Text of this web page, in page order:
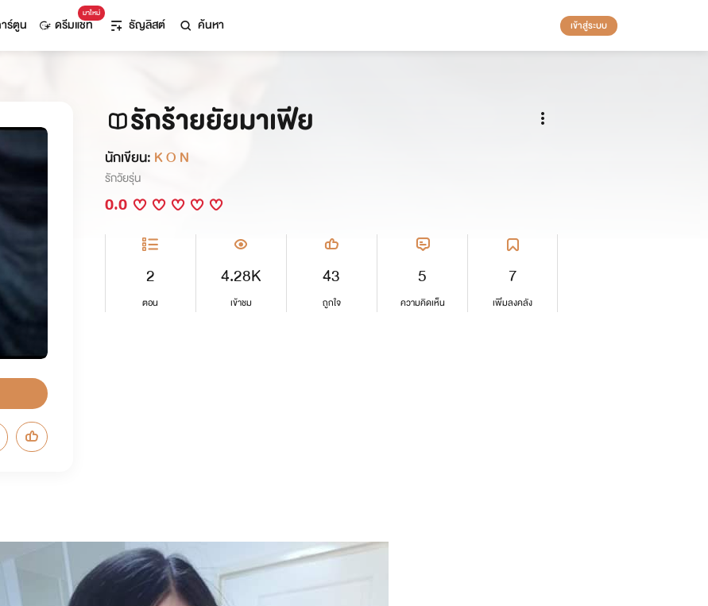
ร์ตูน
มาใหม่
ดรีมแชท ธัญลิสต์ ค้นหา เข้าสู่ระบบ
รักร้ายยัยมาเฟีย
นักเขียน: K O N
รักวัยรุ่น
0.0
2
ตอน
4.28K
เข้าชม
43
ถูกใจ
5
ความคิดเห็น
7
เพิ่มลงคลัง